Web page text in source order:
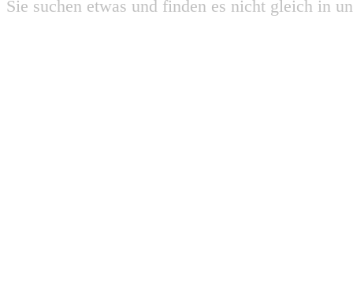
Sie suchen etwas und finden es nicht gleich in